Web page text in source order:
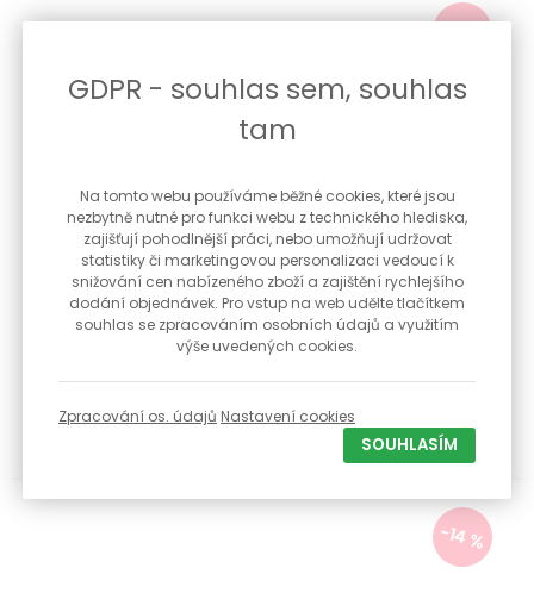
-14 %
Stříbrný prsten srdce STRP0655F
černání ...
Skladem
-14 %
GDPR - souhlas sem, souhlas
tam
Na tomto webu používáme běžné cookies, které jsou
nezbytně nutné pro funkci webu z technického hlediska,
zajišťují pohodlnější práci, nebo umožňují udržovat
statistiky či marketingovou personalizaci vedoucí k
snižování cen nabízeného zboží a zajištění rychlejšího
dodání objednávek. Pro vstup na web udělte tlačítkem
souhlas se zpracováním osobních údajů a využitím
výše uvedených cookies.
Zpracování os. údajů Nastavení cookies
SOUHLASÍM